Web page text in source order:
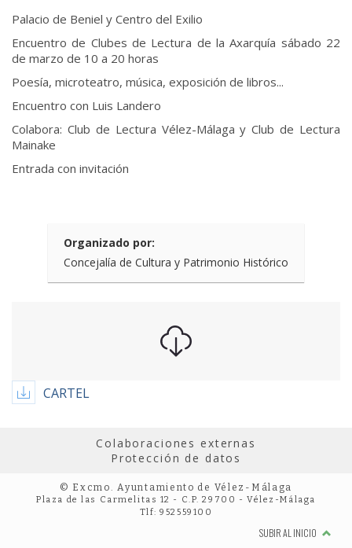
Palacio de Beniel y Centro del Exilio
Encuentro de Clubes de Lectura de la Axarquía sábado 22
de marzo de 10 a 20 horas
Poesía, microteatro, música, exposición de libros...
Encuentro con Luis Landero
Colabora: Club de Lectura Vélez-Málaga y Club de Lectura
Mainake
Entrada con invitación
Organizado por:
Concejalía de Cultura y Patrimonio Histórico
CARTEL
Colaboraciones externas
Protección de datos
© Excmo. Ayuntamiento de Vélez-Málaga
Plaza de las Carmelitas 12 - C.P. 29700 - Vélez-Málaga
Tlf: 952559100
SUBIR AL INICIO